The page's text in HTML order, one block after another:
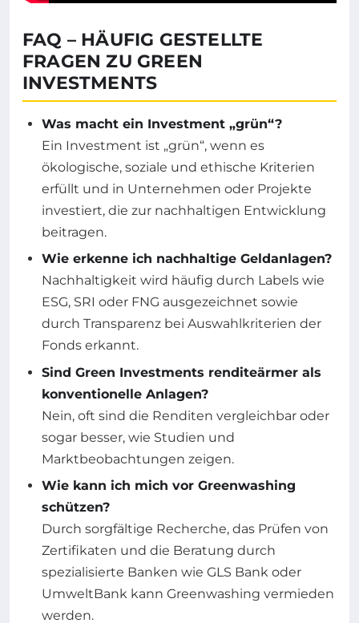
FAQ – HÄUFIG GESTELLTE
FRAGEN ZU GREEN
INVESTMENTS
Was macht ein Investment „grün“?
Ein Investment ist „grün“, wenn es
ökologische, soziale und ethische Kriterien
erfüllt und in Unternehmen oder Projekte
investiert, die zur nachhaltigen Entwicklung
beitragen.
Wie erkenne ich nachhaltige Geldanlagen?
Nachhaltigkeit wird häufig durch Labels wie
ESG, SRI oder FNG ausgezeichnet sowie
durch Transparenz bei Auswahlkriterien der
Fonds erkannt.
Sind Green Investments renditeärmer als
konventionelle Anlagen?
Nein, oft sind die Renditen vergleichbar oder
sogar besser, wie Studien und
Marktbeobachtungen zeigen.
Wie kann ich mich vor Greenwashing
schützen?
Durch sorgfältige Recherche, das Prüfen von
Zertifikaten und die Beratung durch
spezialisierte Banken wie GLS Bank oder
UmweltBank kann Greenwashing vermieden
werden.